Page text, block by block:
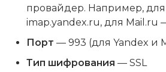
провайдер. Например, для
imap.yandex.ru, для Mail.ru
Порт — 993 (для Yandex и
Тип шифрования — SSL